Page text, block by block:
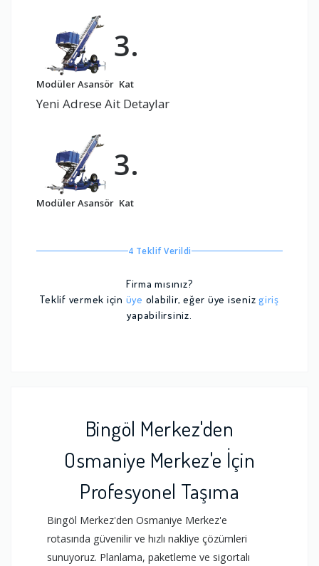
Modüler Asansör
3.
Kat
Yeni Adrese Ait Detaylar
Modüler Asansör
3.
Kat
4 Teklif Verildi
Firma mısınız?
Teklif vermek için üye olabilir, eğer üye iseniz giriş
yapabilirsiniz.
Bingöl Merkez'den
Osmaniye Merkez'e İçin
Profesyonel Taşıma
Bingöl Merkez'den Osmaniye Merkez'e
rotasında güvenilir ve hızlı nakliye çözümleri
sunuyoruz. Planlama, paketleme ve sigortalı